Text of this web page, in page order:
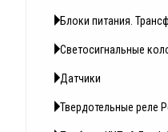
Блоки питания.
Светосигнальные
Датчики
Твердотельные реле